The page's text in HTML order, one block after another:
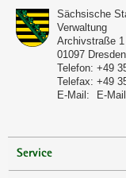
Sächsische
Verwaltung
Archivstraße 1
01097 Dresden
Telefon: +49
Telefax: +49
E-Mail:
E-
Service